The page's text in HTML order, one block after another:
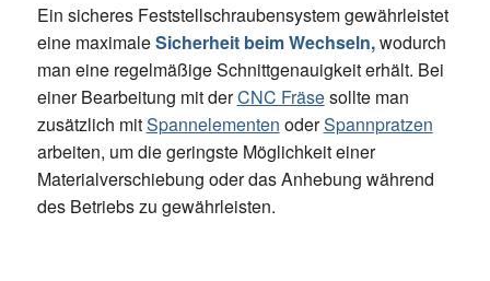
Ein sicheres Feststellschraubensystem gewährleistet
eine maximaleSicherheit beim Wechseln,wodurch
man eine regelmäßige Schnittgenauigkeit erhält. Bei
einer Bearbeitung mit derCNC Fräsesollte man
zusätzlich mitSpannelementen oderSpannpratzen
arbeiten, um die geringste Möglichkeit einer
Materialverschiebung oder das Anhebung während
des Betriebs zu gewährleisten.